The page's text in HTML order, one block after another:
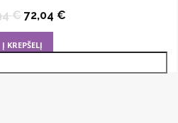
€ Original
was:
88,94 €.
72,04 €
72,04 €.
Į KREPŠELĮ